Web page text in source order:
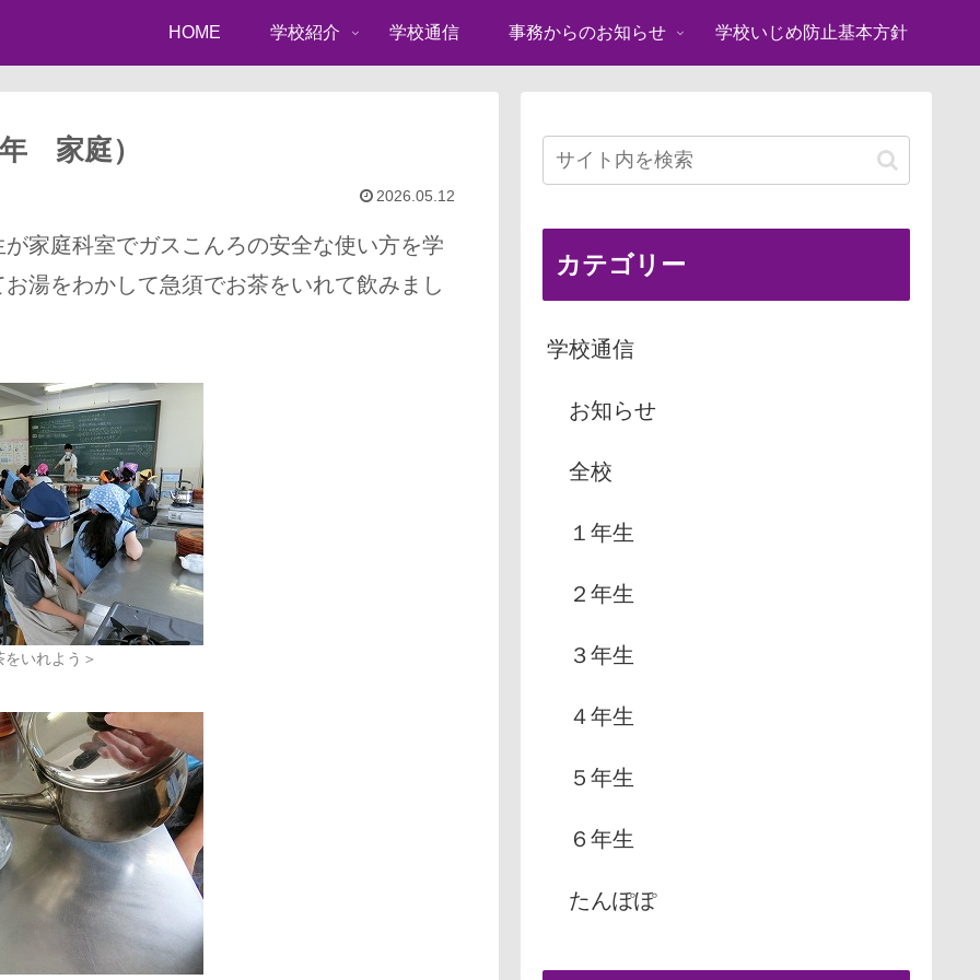
HOME 学校紹介 学校通信 事務からのお知らせ 学校いじめ防止基本方針
家庭）
2026.05.12
家庭科室でガスこんろの安全な使い方を学
湯をわかして急須でお茶をいれて飲みまし
をいれよう＞
カテゴリー
学校通信
お知らせ
全校
１年生
２年生
３年生
４年生
５年生
６年生
たんぽぽ